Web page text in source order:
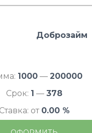
Доброзайм
1000— 200000
Срок: 1 — 378
Ставка: от 0.00 %